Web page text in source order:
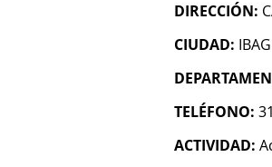
DIRECCIÓN:
CIUDAD:
TELÉFONO:
ACTIVIDAD: